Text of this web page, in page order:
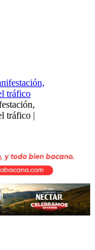
tráfico |